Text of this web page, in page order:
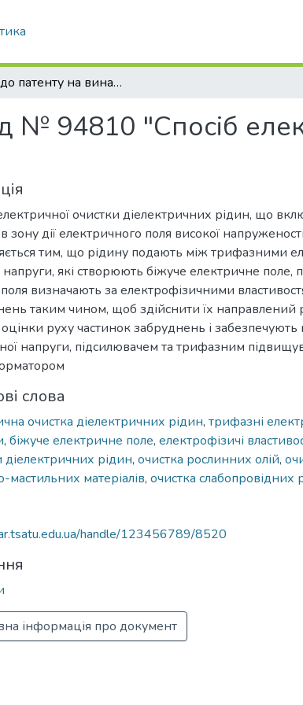
Опис до патенту на винахід № 94810 "Спосіб електричної очистки діелектричних рідин"
№ 94810 "Спосіб
очистки діелектричних рідин, що
зону дії електричного поля високої
тим, що рідину подають між трифазними
напруги, які створюють біжуче електричне поле,
поля визначають за електрофізичними
таким чином, щоб здійснити їх направлений
руху частинок забруднень і
напруги, підсилювачем та трифазним
слова
очистка діелектричних рідин, трифазні
, біжуче електричне поле, електрофізичі
діелектричних рідин, очистка рослинних олій,
мастильних матеріалів, очистка слабопровідних
handle/123456789/8520
інформація про документ